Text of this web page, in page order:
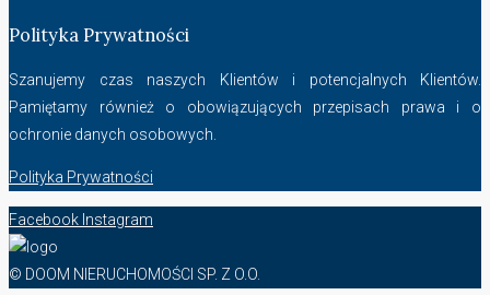
Polityka Prywatności
Szanujemy czas naszych Klientów i potencjalnych Klientów.
Pamiętamy również o obowiązujących przepisach prawa i o
ochronie danych osobowych.
Polityka Prywatności
Facebook Instagram
© DOOM NIERUCHOMOŚCI SP. Z O.O.